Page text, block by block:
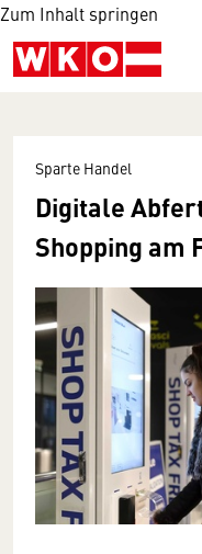
Zum Inhalt springen
Sparte Handel
Digitale
Shopping am